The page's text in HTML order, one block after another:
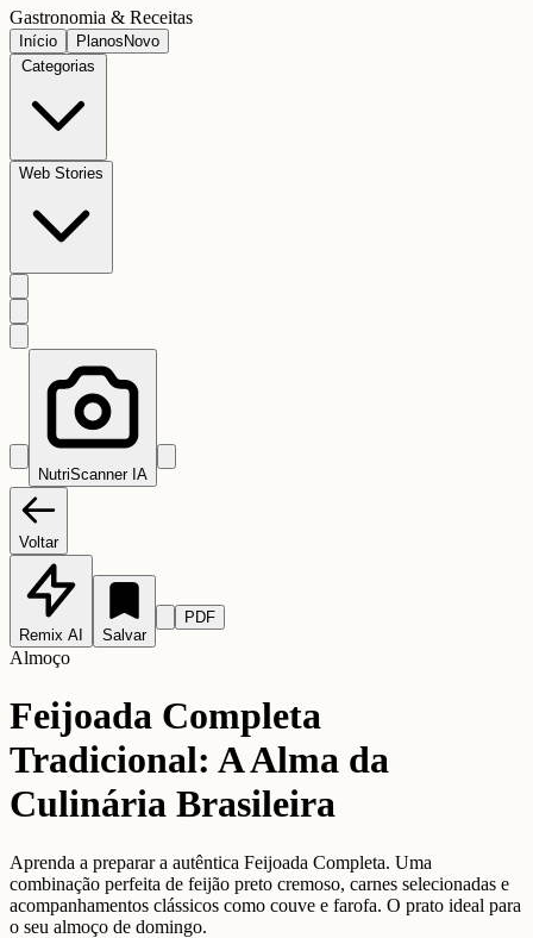
Gastronomia & Receitas
Início Planos Novo
Categorias
Web Stories
NutriScanner IA
Voltar
Remix AI Salvar
PDF
Almoço
Feijoada Completa
Tradicional: A Alma da
Culinária Brasileira
Aprenda a preparar a autêntica Feijoada Completa. Uma
combinação perfeita de feijão preto cremoso, carnes selecionadas e
acompanhamentos clássicos como couve e farofa. O prato ideal para
o seu almoço de domingo.